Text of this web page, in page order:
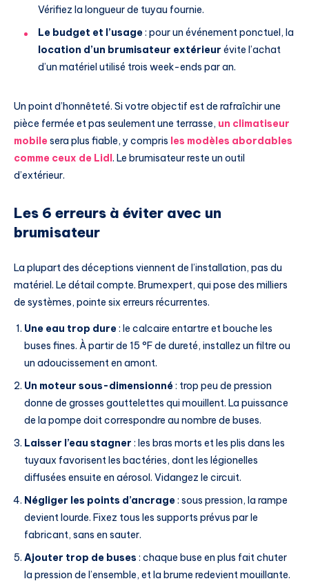
Vérifiez la longueur de tuyau fournie.
Le budget et l’usage: pour un événement ponctuel, la
location d’un brumisateur extérieur évite l’achat
d’un matériel utilisé trois week-ends par an.
Un point d’honnêteté. Si votre objectif est de rafraîchir une
pièce fermée et pas seulement une terrasse, un climatiseur
mobile sera plus fiable, y compris les modèles abordables
comme ceux de Lidl . Le brumisateur reste un outil
d’extérieur.
Les 6 erreurs à éviter avec un
brumisateur
La plupart des déceptions viennent de l’installation, pas du
matériel. Le détail compte. Brumexpert, qui pose des milliers
de systèmes, pointe six erreurs récurrentes.
Une eau trop dure: le calcaire entartre et bouche les
buses fines. À partir de 15 °F de dureté, installez un filtre ou
un adoucissement en amont.
Un moteur sous-dimensionné: trop peu de pression
donne de grosses gouttelettes qui mouillent. La puissance
de la pompe doit correspondre au nombre de buses.
Laisser l’eau stagner : les bras morts et les plis dans les
tuyaux favorisent les bactéries, dont les légionelles
diffusées ensuite en aérosol. Vidangez le circuit.
Négliger les points d’ancrage: sous pression, la rampe
devient lourde. Fixez tous les supports prévus par le
fabricant, sans en sauter.
Ajouter trop de buses : chaque buse en plus fait chuter
la pression de l’ensemble, et la brume redevient mouillante.